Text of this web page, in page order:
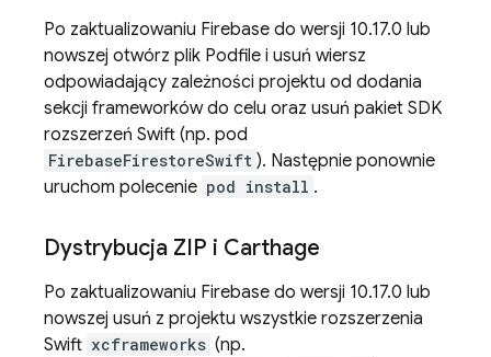
Po zaktualizowaniu Firebase do wersji 10.17.0 lub
nowszej otwórz plik Podfile i usuń wiersz
odpowiadający zależności projektu od dodania
sekcji frameworków do celu oraz usuń pakiet SDK
rozszerzeń Swift (np. pod
FirebaseFirestoreSwift ). Następnie ponownie
uruchom polecenie pod install .
Dystrybucja ZIP i Carthage
Po zaktualizowaniu Firebase do wersji 10.17.0 lub
nowszej usuń z projektu wszystkie rozszerzenia
Swift xcframeworks (np.